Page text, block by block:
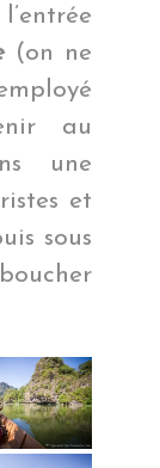
(on ne
au
une
et
sous